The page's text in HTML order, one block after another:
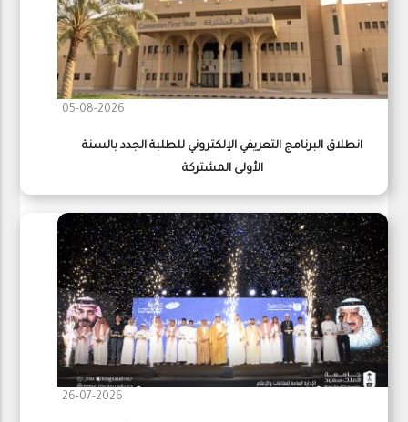
05-08-2026
انطلاق البرنامج التعريفي الإلكتروني للطلبة الجدد بالسنة
الأولى المشتركة
26-07-2026